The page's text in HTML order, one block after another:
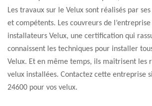
Les travaux sur le Velux sont réalisés par
et compétents. Les couvreurs de
installateurs Velux, une certification qui
connaissent les techniques pour installer
Velux. Et en même temps, ils maîtrisent les
velux installées. Contactez cette entreprise
24600 pour vos velux.